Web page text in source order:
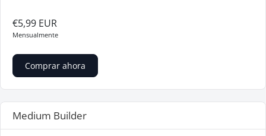
€5,99 EUR
Mensualmente
Comprar ahora
Medium Builder